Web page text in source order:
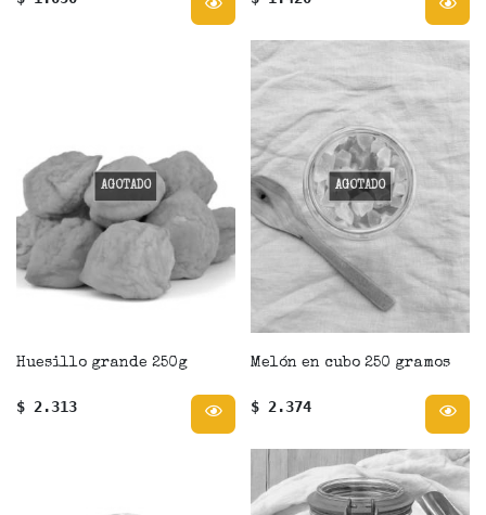
AGOTADO
Huesillo grande 250g
$ 2.313
AGOTADO
Melón en cubo 250 gramos
$ 2.374